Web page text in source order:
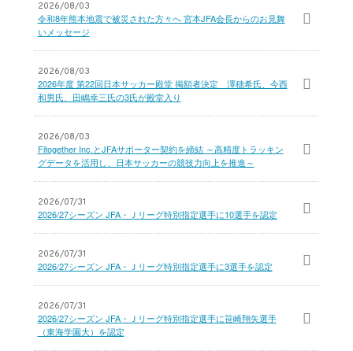
2026/08/03
令和8年熊本地震で被災された方々へ 宮本JFA会長からのお見舞
いメッセージ
2026/08/03
2026年度 第22回日本サッカー殿堂 掲額者決定 澤穂希氏、今西
和男氏、田嶋幸三氏の3氏が殿堂入り
2026/08/03
Fitogether Inc.とJFAサポーター契約を締結 ～高精度トラッキン
グデータを活用し、日本サッカーの競技力向上を推進～
2026/07/31
2026/27シーズン JFA・Ｊリーグ特別指定選手に10選手を認定
2026/07/31
2026/27シーズン JFA・Ｊリーグ特別指定選手に3選手を認定
2026/07/31
2026/27シーズン JFA・Ｊリーグ特別指定選手に笹崎翔矢選手
（東海学園大）を認定